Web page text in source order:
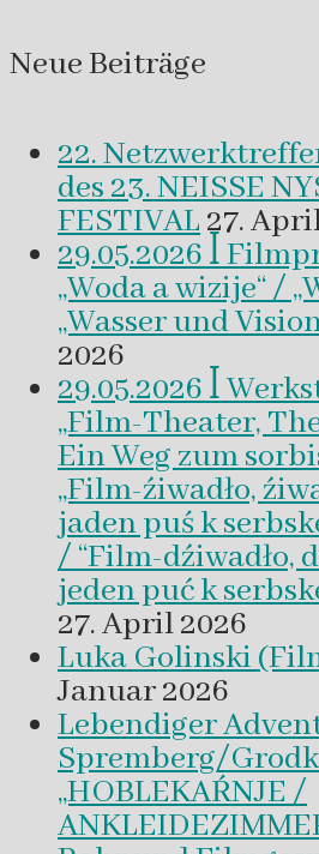
Neue Beiträge
22.
des 23. NEISSE
FESTIVAL27.
29.05.2026 ꟾ
„Woda a wizije“ /
„Wasser und
2026
29.05.2026 ꟾ
„Film-Theater,
Ein Weg zum
„Film-źiwadło,
jaden puś k
/ “Film-dźiwadło,
jeden puć k
27. April 2026
Luka Golinski
Januar 2026
Lebendiger
Spremberg/
„HOBLEKAŔNJE /